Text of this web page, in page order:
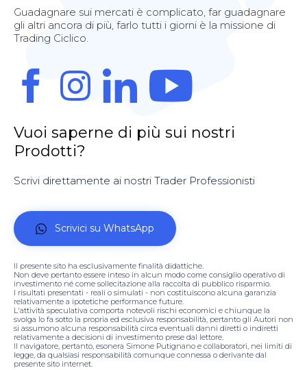
Guadagnare sui mercati è complicato, far guadagnare
gli altri ancora di più, farlo tutti i giorni è la missione di
Trading Ciclico.
Vuoi saperne di più sui nostri
Prodotti?
Scrivi direttamente ai nostri Trader Professionisti
Scrivici su WhatsApp
Il presente sito ha esclusivamente finalità didattiche.
Non deve pertanto essere inteso in alcun modo come consiglio operativo di
investimento né come sollecitazione alla raccolta di pubblico risparmio.
I risultati presentati - reali o simulati - non costituiscono alcuna garanzia
relativamente a ipotetiche performance future.
L'attività speculativa comporta notevoli rischi economici e chiunque la
svolga lo fa sotto la propria ed esclusiva responsabilità, pertanto gli Autori non
si assumono alcuna responsabilità circa eventuali danni diretti o indiretti
relativamente a decisioni di investimento prese dal lettore.
Il navigatore, pertanto, esonera Simone Putignano e collaboratori, nei limiti di
legge, da qualsiasi responsabilità comunque connessa o derivante dal
presente sito internet.